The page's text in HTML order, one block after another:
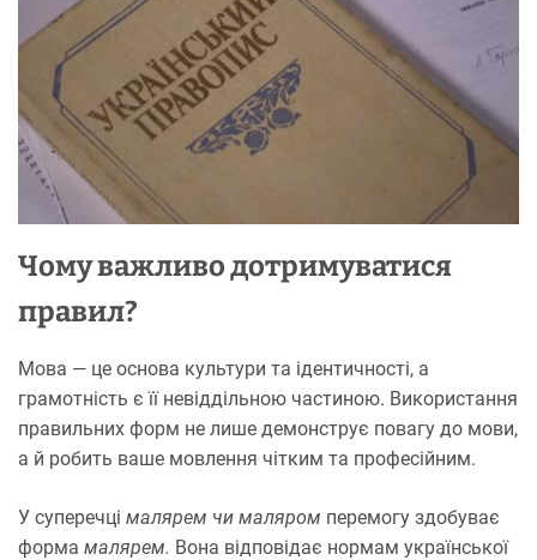
Чому важливо дотримуватися
правил?
Мова — це основа культури та ідентичності, а
грамотність є її невіддільною частиною. Використання
правильних форм не лише демонструє повагу до мови,
а й робить ваше мовлення чітким та професійним.
У суперечці малярем чи маляром перемогу здобуває
форма малярем. Вона відповідає нормам української